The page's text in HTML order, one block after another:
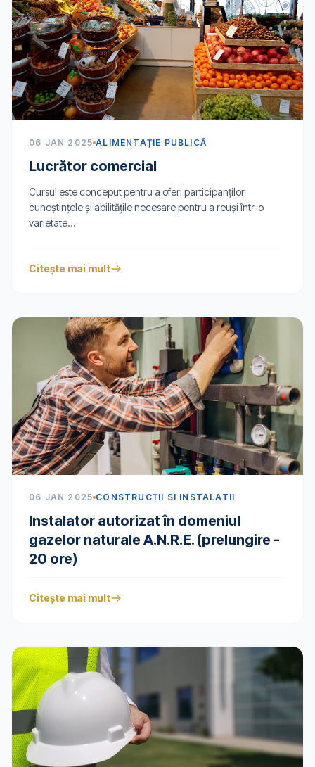
06 JAN 2025 ALIMENTAȚIE PUBLICĂ
Lucrător comercial
Cursul este conceput pentru a oferi participanților
cunoștințele și abilitățile necesare pentru a reuși într-o
varietate...
Citește mai mult
06 JAN 2025 CONSTRUCȚII SI INSTALATII
Instalator autorizat în domeniul
gazelor naturale A.N.R.E. (prelungire -
20 ore)
Citește mai mult